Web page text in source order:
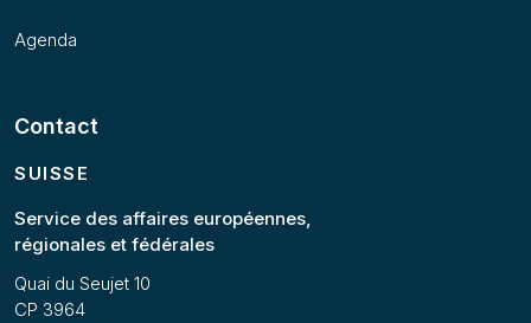
Agenda
Contact
SUISSE
Service des affaires européennes,
régionales et fédérales
Quai du Seujet 10
CP 3964